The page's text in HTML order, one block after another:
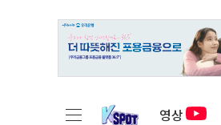
영상